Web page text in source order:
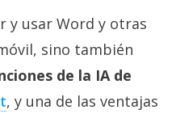
y usar Word y otras
sino también
de la IA de
, y una de las ventajas